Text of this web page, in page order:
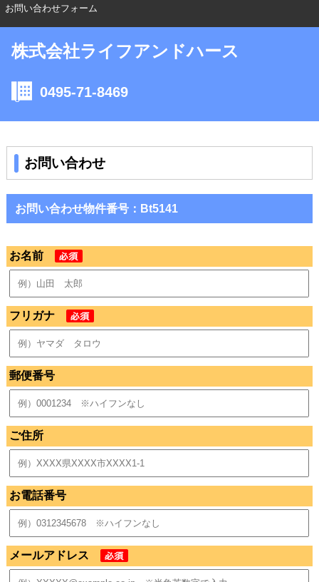
お問い合わせフォーム
株式会社ライフアンドハース
0495-71-8469
お問い合わせ
お問い合わせ物件番号：Bt5141
お名前
フリガナ
郵便番号
ご住所
お電話番号
メールアドレス